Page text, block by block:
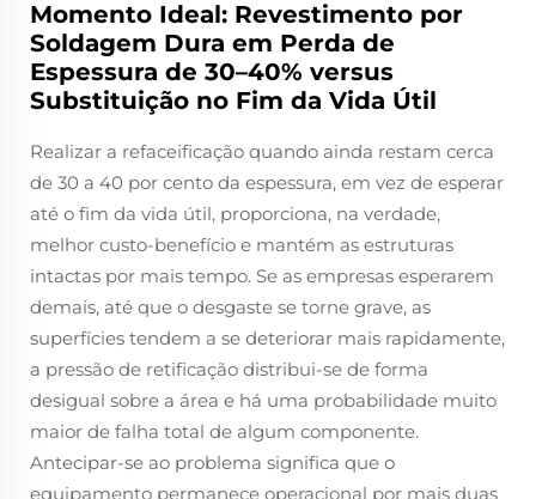
Momento Ideal: Revestimento por
Soldagem Dura em Perda de
Espessura de 30–40% versus
Substituição no Fim da Vida Útil
Realizar a refaceificação quando ainda restam cerca
de 30 a 40 por cento da espessura, em vez de esperar
até o fim da vida útil, proporciona, na verdade,
melhor custo-benefício e mantém as estruturas
intactas por mais tempo. Se as empresas esperarem
demais, até que o desgaste se torne grave, as
superfícies tendem a se deteriorar mais rapidamente,
a pressão de retificação distribui-se de forma
desigual sobre a área e há uma probabilidade muito
maior de falha total de algum componente.
Antecipar-se ao problema significa que o
equipamento permanece operacional por mais duas